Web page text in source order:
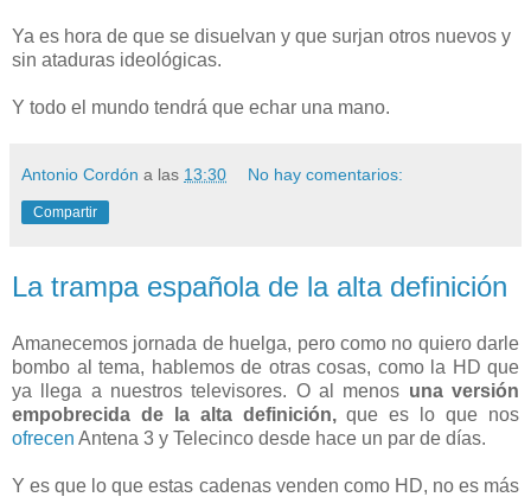
Ya es hora de que se disuelvan y que surjan otros nuevos y
sin ataduras ideológicas.
Y todo el mundo tendrá que echar una mano.
Antonio Cordón a las 13:30 No hay comentarios:
Compartir
La trampa española de la alta definición
Amanecemos jornada de huelga, pero como no quiero darle
bombo al tema, hablemos de otras cosas, como la HD que
ya llega a nuestros televisores. O al menos una versión
empobrecida de la alta definición,que es lo que nos
ofrecen Antena 3 y Telecinco desde hace un par de días.
Y es que lo que estas cadenas venden como HD, no es más